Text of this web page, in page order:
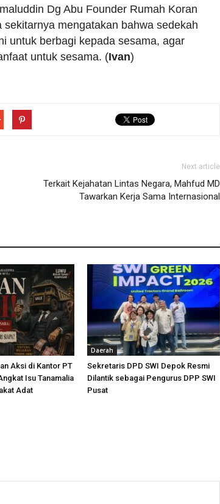
Dg Abu Founder Rumah Koran
mengatakan bahwa sedekah
untuk berbagi kepada sesama, agar
untuk sesama. (Ivan)
Next article
Terkait Kejahatan Lintas Negara, Mahfud MD
Tawarkan Kerja Sama Internasional
Aksi di Kantor PT
Isu Tanamalia
Adat
Daerah
Sekretaris DPD SWI Depok Resmi
Dilantik sebagai Pengurus DPP SWI
Pusat